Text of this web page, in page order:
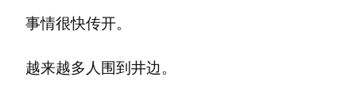
事情很快传开。
越来越多人围到井边。